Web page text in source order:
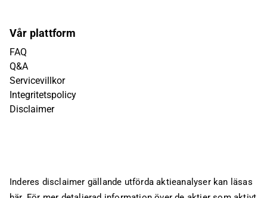
Vår plattform
FAQ
Q&A
Servicevillkor
Integritetspolicy
Disclaimer
Inderes disclaimer gällande utförda aktieanalyser kan läsas